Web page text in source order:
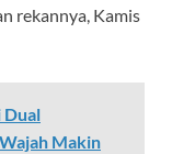
rekannya, Kamis
Dual
Makin